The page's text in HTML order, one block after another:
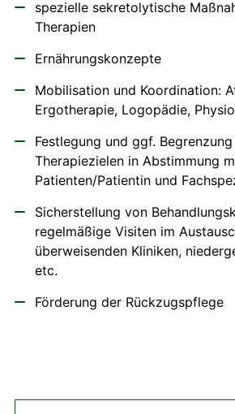
spezielle sekretolytische
Therapien
Ernährungskonzepte
Mobilisation und Koordination:
Ergotherapie, Logopädie,
Festlegung und ggf.
Therapiezielen in Abstimmung
Patienten/Patientin und
Sicherstellung von
regelmäßige Visiten im
überweisenden Kliniken,
etc.
Förderung der Rückzugspflege